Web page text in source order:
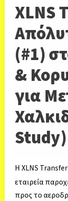
XLNS
(#1)
&
για
Study)
Η XLNS
εταιρεία
προς το